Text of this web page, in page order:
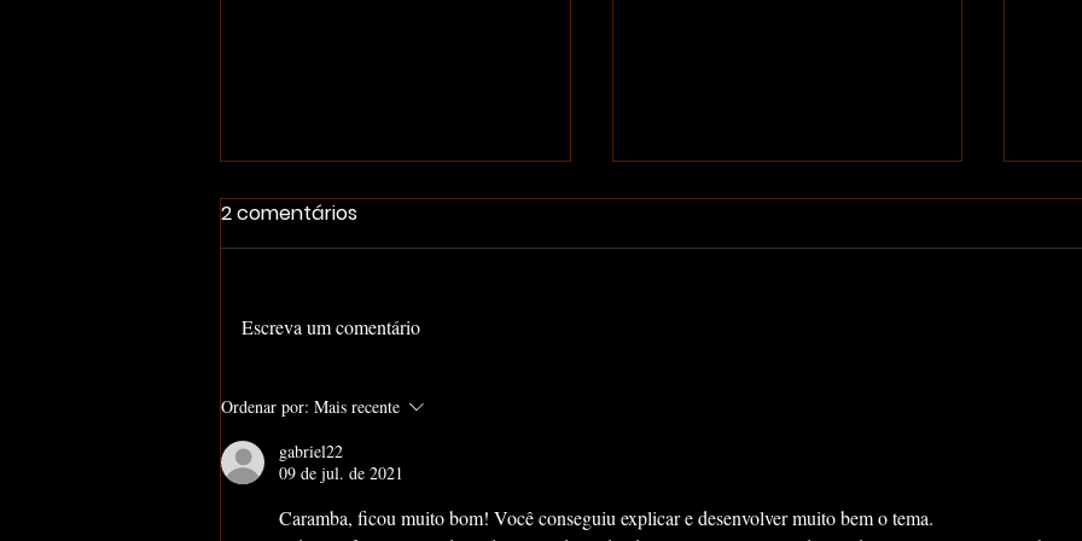
A Falta de Iniciativa Vai Te
Levar Ao Fracasso
2 comentários
Escreva um comentário
Ordenar por: Mais recente
gabriel22
09 de jul. de 2021
Caramba, ficou muito bom! Você conseguiu explicar e desenvolver muito bem o tema.